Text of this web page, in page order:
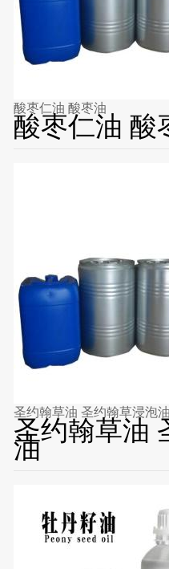
酸枣仁油 酸枣油
酸枣仁油 酸
圣约翰草油 圣约翰草浸泡油
圣约翰草油
油